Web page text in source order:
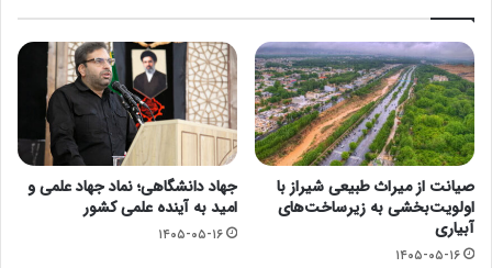
صیانت از میراث طبیعی شیراز با
اولویت‌بخشی به زیرساخت‌های
آبیاری
۱۴۰۵-۰۵-۱۶
جهاد دانشگاهی؛ نماد جهاد علمی و
امید به آینده علمی کشور
۱۴۰۵-۰۵-۱۶